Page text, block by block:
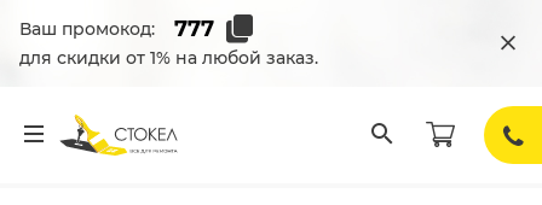
Ваш промокод:
для скидки от 1% на любой заказ.